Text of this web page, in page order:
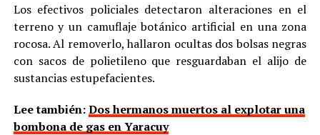
Los efectivos policiales detectaron alteraciones en el
terreno y un camuflaje botánico artificial en una zona
rocosa. Al removerlo, hallaron ocultas dos bolsas negras
con sacos de polietileno que resguardaban el alijo de
sustancias estupefacientes.
Lee también:Dos hermanos muertos al explotar una
bombona de gas en Yaracuy